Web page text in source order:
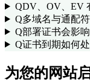
QDV、OV、EV
Q多域名与通配
Q部署证书会影
Q证书到期如何
为您的网站